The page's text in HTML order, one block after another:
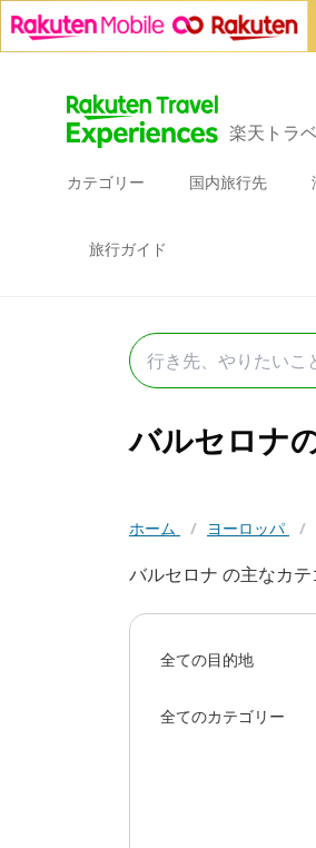
楽天トラ
カテゴリー 国内旅行先
旅行ガイド
バルセロナ
ホーム / ヨーロッパ /
バルセロナ の主なカテ
全ての目的地
全てのカテゴリー